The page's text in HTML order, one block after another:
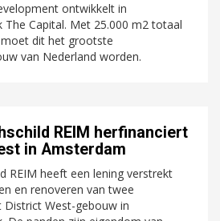
ontwikkelt in
Capital. Met 25.000 m2 totaal
dit het grootste
van Nederland worden.
REIM herfinanciert
in Amsterdam
REIM heeft een lening verstrekt
en renoveren van twee
West-gebouw in